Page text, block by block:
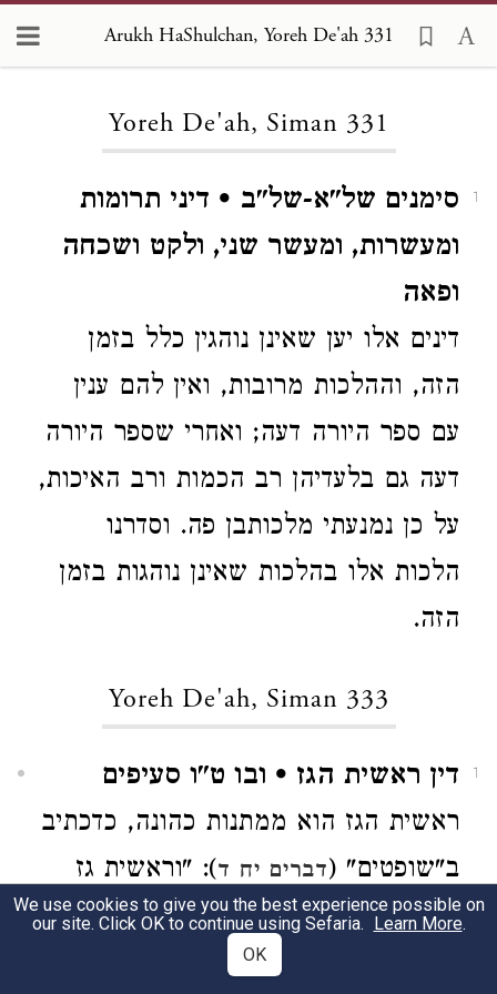
Arukh HaShulchan, Yoreh De'ah 331
Yoreh De'ah, Siman 331
1
סימנים של"א-של"ב • דיני תרומות
ומעשרות, ומעשר שני, ולקט ושכחה
ופאה
דינים אלו יען שאינן נוהגין כלל בזמן
הזה, וההלכות מרובות, ואין להם ענין
עם ספר היורה דעה; ואחרי שספר היורה
דעה גם בלעדיהן רב הכמות ורב האיכות,
על כן נמנעתי מלכותבן פה. וסדרנו
הלכות אלו בהלכות שאינן נוהגות בזמן
הזה.
Yoreh De'ah, Siman 333
1
דין ראשית הגז • ובו ט"ו סעיפים
ראשית הגז הוא ממתנות כהונה, כדכתיב
ב"שופטים" (דברים יח ד): "וראשית גז
צאנך תתן לו". שהקדוש ברוך הוא זיכה
לכהנים בתרומות דגן ותירוש ויצהר,
We use cookies to give you the best experience possible on
our site. Click OK to continue using Sefaria. Learn More.
OK